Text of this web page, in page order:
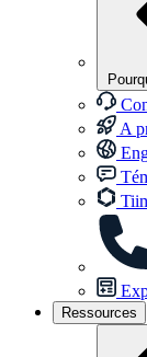
A
Ressources